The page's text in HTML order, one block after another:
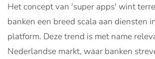
Het concept van 'super apps' wint
banken een breed scala aan diensten
platform. Deze trend is met name
Nederlandse markt, waar banken